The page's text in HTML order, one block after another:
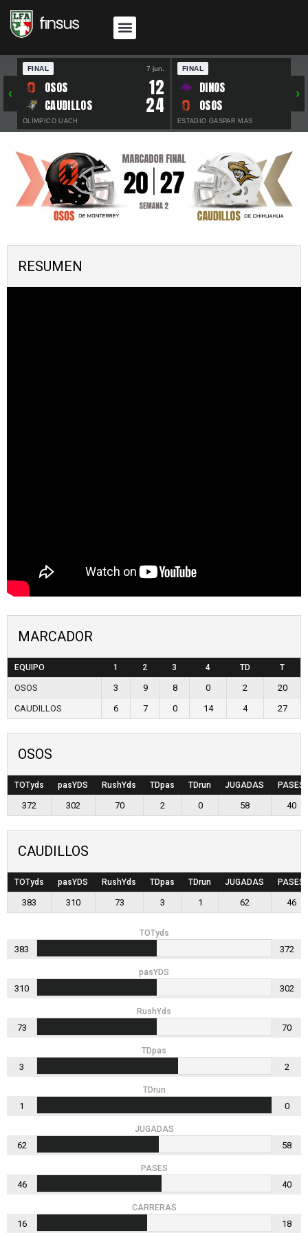
‹
FINAL 7 jun.
OSOS 12
CAUDILLOS 24
OLÍMPICO UACH
FINAL
DINOS
OSOS
ESTADIO GASPAR MAS
›
RESUMEN
MARCADOR
EQUIPO 1 2 3 4 TD T
OSOS 3 9 8 0 2
20
CAUDILLOS
6 7 0 14 4 27
OSOS
TOTyds pasYDS RushYds TDpas TDrun JUGADAS PASES
372 302 70 2 0 58 40
CAUDILLOS
TOTyds pasYDS RushYds TDpas TDrun JUGADAS PASES
383 310 73 3 1 62 46
TOTyds
383 372
pasYDS
310 302
RushYds
73 70
TDpas
3 2
TDrun
1 0
JUGADAS
62 58
PASES
46 40
CARRERAS
16 18